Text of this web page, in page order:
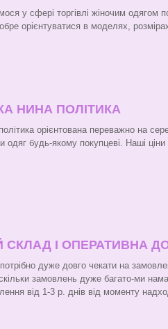
у сфері торгівлі жіночим одягом
орієнтуватися в моделях,
НИНА ПОЛІТИКА
політика орієнтована переважно на
одяг будь-якому покупцеві. Наші
СКЛАД І ОПЕРАТИВНА
дуже довго чекати на
замовлень дуже багато-ми
від 1-3 р. днів від моменту